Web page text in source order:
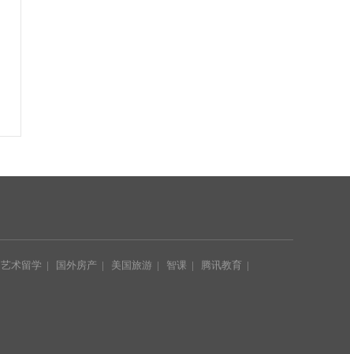
艺术留学 | 国外房产 | 美国旅游 | 智课 | 腾讯教育 |